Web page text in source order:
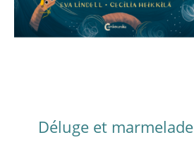
Déluge et marmelade